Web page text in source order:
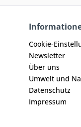
Cookie-
Newsletter
Über uns
Umwelt und
Datenschutz
Impressum